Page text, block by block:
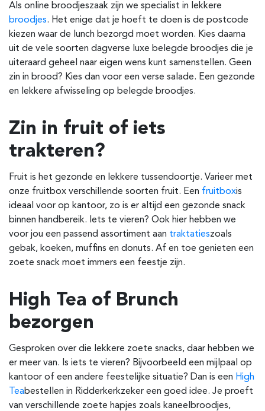
Als online broodjeszaak zijn we specialist in lekkere
broodjes. Het enige dat je hoeft te doen is de postcode
kiezen waar de lunch bezorgd moet worden. Kies daarna
uit de vele soorten dagverse luxe belegde broodjes die je
uiteraard geheel naar eigen wens kunt samenstellen. Geen
zin in brood? Kies dan voor een verse salade. Een gezonde
en lekkere afwisseling op belegde broodjes.
Zin in fruit of iets
trakteren?
Fruit is het gezonde en lekkere tussendoortje. Varieer met
onze fruitbox verschillende soorten fruit. Een fruitboxis
ideaal voor op kantoor, zo is er altijd een gezonde snack
binnen handbereik. Iets te vieren? Ook hier hebben we
voor jou een passend assortiment aan traktatieszoals
gebak, koeken, muffins en donuts. Af en toe genieten een
zoete snack moet immers een feestje zijn.
High Tea of Brunch
bezorgen
Gesproken over die lekkere zoete snacks, daar hebben we
er meer van. Is iets te vieren? Bijvoorbeeld een mijlpaal op
kantoor of een andere feestelijke situatie? Dan is een High
Teabestellen in Ridderkerkzeker een goed idee. Je proeft
van verschillende zoete hapjes zoals kaneelbroodjes,